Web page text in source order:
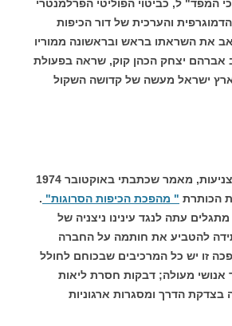
המפד" ל, כביטוי הפוליטי הפרלמנטרי
והערכית של דור הכיפות
את השראתו בראש ובראשונה ממוריו
אברהם יצחק הכהן קוק, שראה בפעולת
ישראל מעשה של קדושה השקול
ולסיום אזכיר, בחוסר צניעות, מאמר שכתבתי באוקטובר 1974
הכותרת " מהפכת הכיפות הסרוגות" .
עתה לנגד עינינו ניצניה של
להטביע את חותמה על החברה
זו יש כל המרכיבים שבכוחם לחולל
מעולה; דבקות חסרת ליאות
הדרך ומסגרות ארגוניות